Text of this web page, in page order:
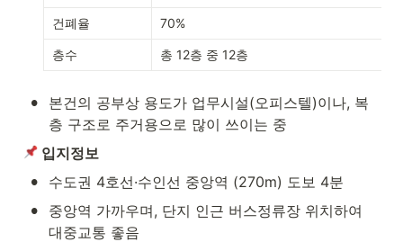
건폐율 70%
층수 총 12층 중 12층
•
본건의 공부상 용도가 업무시설(오피스텔)이나, 복
층 구조로 주거용으로 많이 쓰이는 중
입지정보
• 수도권 4호선·수인선 중앙역 (270m) 도보 4분
•
중앙역 가까우며, 단지 인근 버스정류장 위치하여
대중교통 좋음